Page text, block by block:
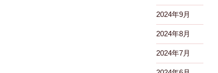
2024年9月
2024年8月
2024年7月